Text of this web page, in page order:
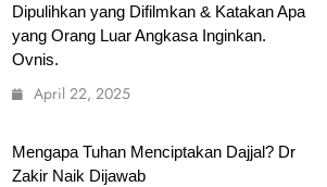
Dipulihkan yang Difilmkan & Katakan Apa
yang Orang Luar Angkasa Inginkan.
Ovnis.
April 22, 2025
Mengapa Tuhan Menciptakan Dajjal? Dr
Zakir Naik Dijawab